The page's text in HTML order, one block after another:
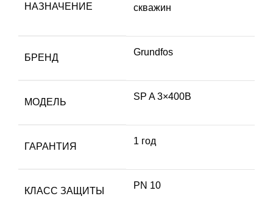
НАЗНАЧЕНИЕ
скважин
БРЕНД
Grundfos
МОДЕЛЬ
SP A 3×400В
ГАРАНТИЯ
1 год
КЛАСС ЗАЩИТЫ
PN 10